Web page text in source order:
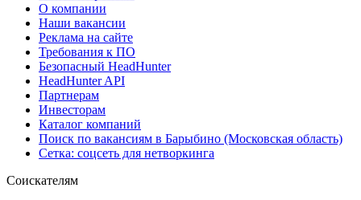
О компании
Наши вакансии
Реклама на сайте
Требования к ПО
Безопасный HeadHunter
HeadHunter API
Партнерам
Инвесторам
Каталог компаний
Поиск по вакансиям в Барыбино (Московская область)
Сетка: соцсеть для нетворкинга
Соискателям